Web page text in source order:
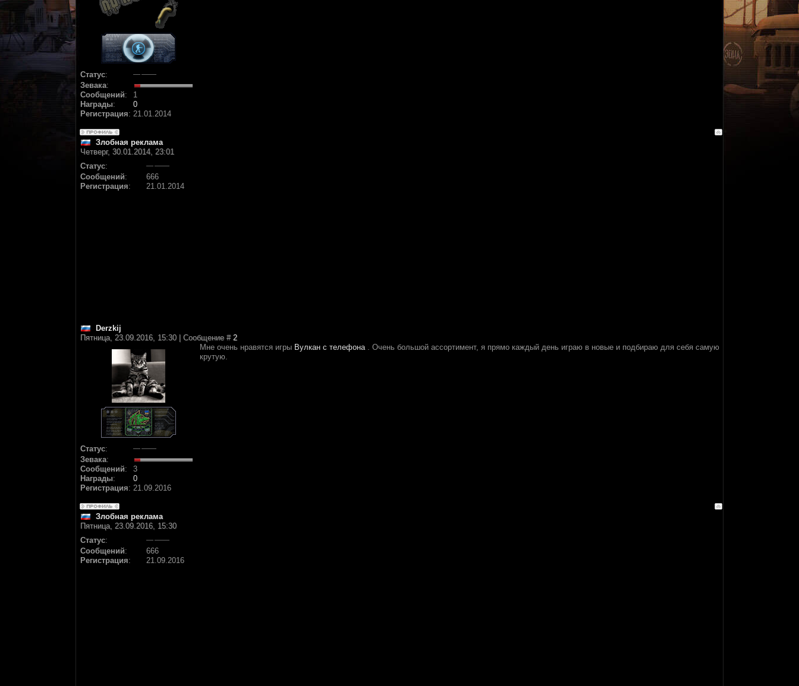
Статус:
Зевака:
Сообщений:
1
Награды:
0
Регистрация: 21.01.2014
Злобная реклама
Четверг, 30.01.2014, 23:01
Статус:
Сообщений:
666
Регистрация: 21.01.2014
Derzkij
Пятница, 23.09.2016, 15:30 | Сообщение # 2
Статус:
Зевака:
Сообщений:
3
Награды:
0
Регистрация: 21.09.2016
Мне очень нравятся игры Вулкан с телефона. Очень большой ассортимент, я прямо каждый день играю в новые и подбираю для себя самую
крутую.
Злобная реклама
Пятница, 23.09.2016, 15:30
Статус:
Сообщений:
666
Регистрация: 21.09.2016